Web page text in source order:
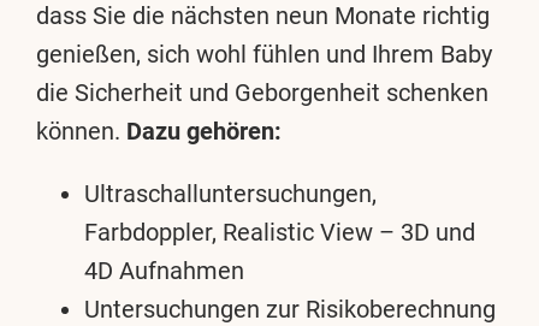
dass Sie die nächsten neun Monate richtig
genießen, sich wohl fühlen und Ihrem Baby
die Sicherheit und Geborgenheit schenken
können. Dazu gehören:
Ultraschalluntersuchungen,
Farbdoppler, Realistic View – 3D und
4D Aufnahmen
Untersuchungen zur Risikoberechnung